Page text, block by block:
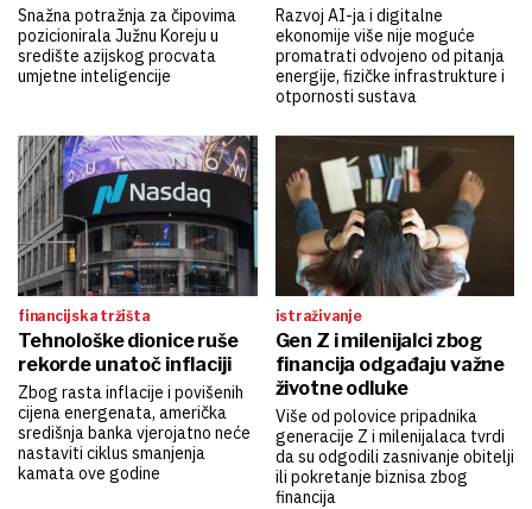
Snažna potražnja za čipovima
pozicionirala Južnu Koreju u
središte azijskog procvata
umjetne inteligencije
Razvoj AI-ja i digitalne
ekonomije više nije moguće
promatrati odvojeno od pitanja
energije, fizičke infrastrukture i
otpornosti sustava
financijska tržišta
Tehnološke dionice ruše
rekorde unatoč inflaciji
Zbog rasta inflacije i povišenih
cijena energenata, američka
središnja banka vjerojatno neće
nastaviti ciklus smanjenja
kamata ove godine
istraživanje
Gen Z i milenijalci zbog
financija odgađaju važne
životne odluke
Više od polovice pripadnika
generacije Z i milenijalaca tvrdi
da su odgodili zasnivanje obitelji
ili pokretanje biznisa zbog
financija